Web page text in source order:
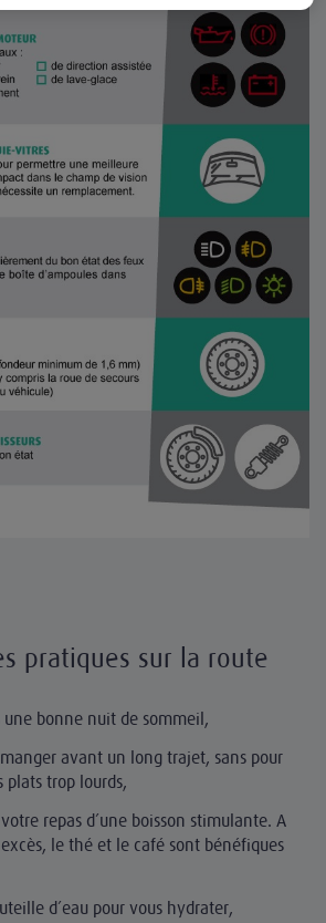
pratiques sur la route
une bonne nuit de sommeil,
avant un long trajet, sans pour
plats trop lourds,
repas d’une boisson stimulante. A
le thé et le café sont bénéfiques
d’eau pour vous hydrater,